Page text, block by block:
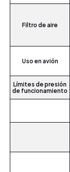
Filtro de aire
Uso en avión
Límites de presión
de funcionamiento